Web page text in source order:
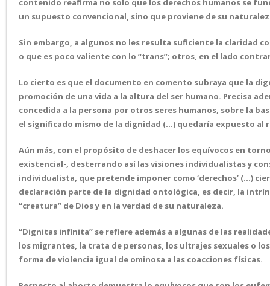
contenido reafirma no solo que los derechos humanos se
un supuesto convencional, sino que proviene de su
Sin embargo, a algunos no les resulta suficiente la claridad
o que es poco valiente con lo “trans”; otros, en el lado
Lo cierto es que el documento en comento subraya que la
promoción de una vida a la altura del ser humano. Precisa
concedida a la persona por otros seres humanos, sobre la
el significado mismo de la dignidad (…) quedaría expuesto al
Aún más, con el propósito de deshacer los equívocos en
existencial-, desterrando así las visiones individualistas y
individualista, que pretende imponer como ‘derechos’ (…)
declaración parte de la dignidad ontológica, es decir, la
“creatura” de Dios y en la verdad de su naturaleza.
“Dignitas infinita” se refiere además a algunas de las
los migrantes, la trata de personas, los ultrajes sexuales o
forma de violencia igual de ominosa a las coacciones físicas.